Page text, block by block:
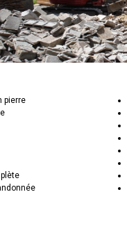
pierre